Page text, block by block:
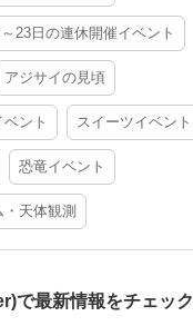
23日の連休開催イベント
アジサイの見頃
ント スイーツイベント
恐竜イベント
天体観測
で最新情報をチェック